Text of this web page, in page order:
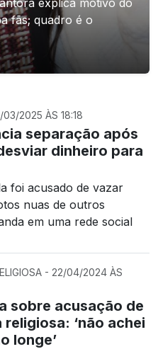
explica motivo do
fãs; quadro é o
03/2025 ÀS 18:18
separação após
dinheiro para
foi acusado de vazar
nuas de outros
em uma rede social
- 22/04/2024 ÀS
sobre acusação de
‘não achei
longe’